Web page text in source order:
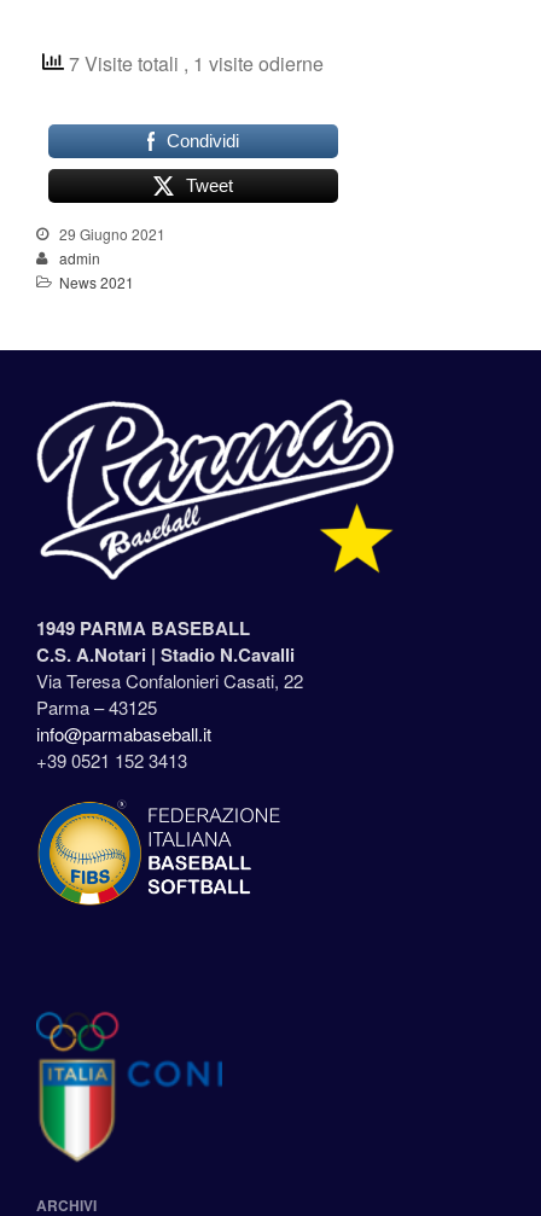
7 Visite totali , 1 visite odierne
Condividi
Tweet
29 Giugno 2021
admin
News 2021
1949 PARMA BASEBALL
C.S. A.Notari | Stadio N.Cavalli
Via Teresa Confalonieri Casati, 22
Parma – 43125
info@parmabaseball.it
+39 0521 152 3413
ARCHIVI